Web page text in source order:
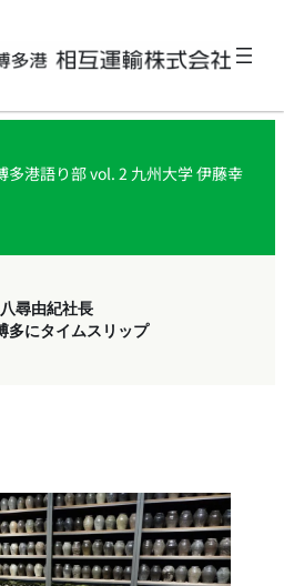
多港語り部 vol. 2 九州大学 伊藤幸
尋由紀社長
多にタイムスリップ